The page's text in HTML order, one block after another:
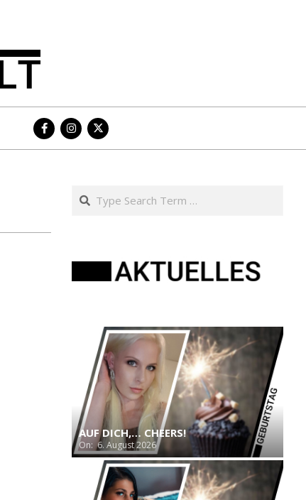
Search
AUF DICH,… CHEERS!
On: 6. August 2026